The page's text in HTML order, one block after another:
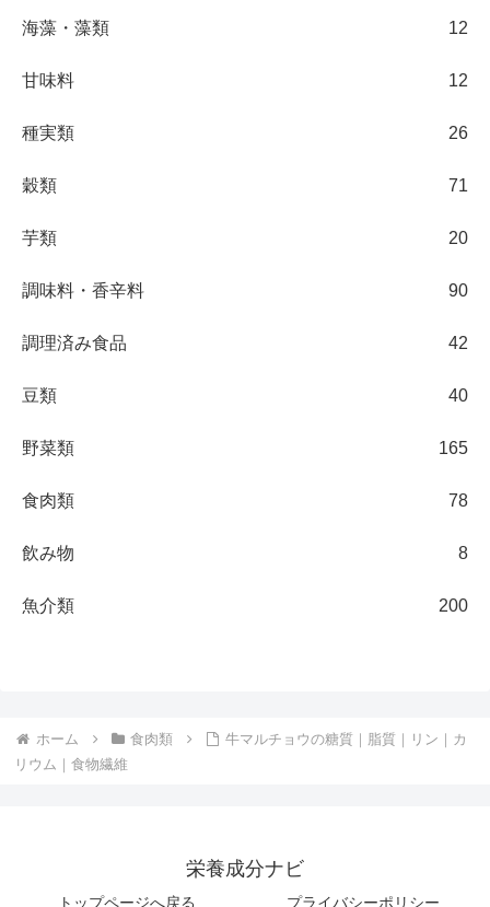
海藻・藻類 12
甘味料 12
種実類 26
穀類 71
芋類 20
調味料・香辛料 90
調理済み食品 42
豆類 40
野菜類 165
食肉類 78
飲み物 8
魚介類 200
ホーム 食肉類
牛マルチョウの糖質｜脂質｜リン｜カ
リウム｜食物繊維
栄養成分ナビ
トップページへ戻る プライバシーポリシー